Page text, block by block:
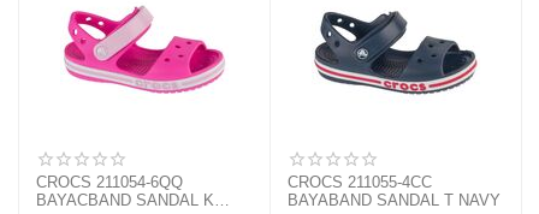
CROCS 211054-6QQ
BAYACBAND SANDAL K
CROCS 211055-4CC
BAYABAND SANDAL T NAVY